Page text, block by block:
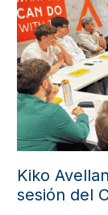
Kiko
sesión del